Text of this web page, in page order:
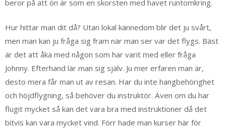
beror på att ön är som en skorsten med havet runtomkring.
Hur hittar man dit då? Utan lokal kännedom blir det ju svårt,
men man kan ju fråga sig fram när man ser var det flygs. Bäst
är det att åka med någon som har varit med eller fråga
Johnny. Efterhand lär man sig själv. Ju mer erfaren man är,
desto mera får man ut av resan. Har du inte hangbehörighet
och höjdflygning, så behöver du instruktör. Även om du har
flugit mycket så kan det vara bra med instruktioner då det
bitvis kan vara mycket vind. Förr hade man kurser här för